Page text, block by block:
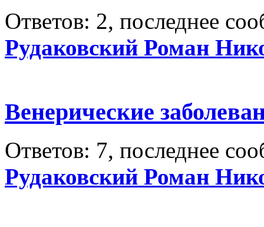
Ответов: 2, последнее
Рудаковский Роман
Венерические
Ответов: 7, последнее
Рудаковский Роман